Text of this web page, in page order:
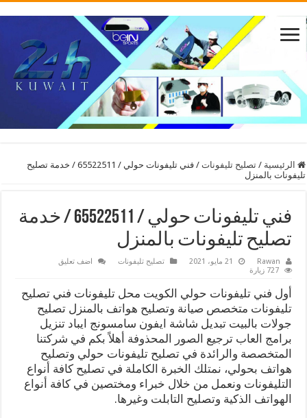
الرئيسية / تصليح تليفونات /
فني تليفونات حولي / 65522511 / خدمة تصليح
تليفونات بالمنزل
فني تليفونات حولي / 65522511 / خدمة
تصليح تليفونات بالمنزل
Rawan 21 مايو، 2021 تصليح تليفونات
اضف تعليق
727 زيارة
أول فني تليفونات حولي الكويت محل تليفونات فني تصليح
تليفونات متخصص صيانة وتصليح هواتف بالمنزل تصليح
جولات بالبيت تبديل شاشة ايفون سامسونج ايباد تنزيل
برامج العاب ترجيع الصور المحذوفة أهلاً بكم في شركتنا
المتخصصة والرائدة في تصليح تليفونات حولي وتصليح
هواتف بحولي، نمتلك الخبرة الكاملة في تصليح كافة أنواع
التليفونات ونعمل من خلال خبراء ومختصين في كافة أنواع
الهواتف الذكية وتصليح التابلت وغيرها.